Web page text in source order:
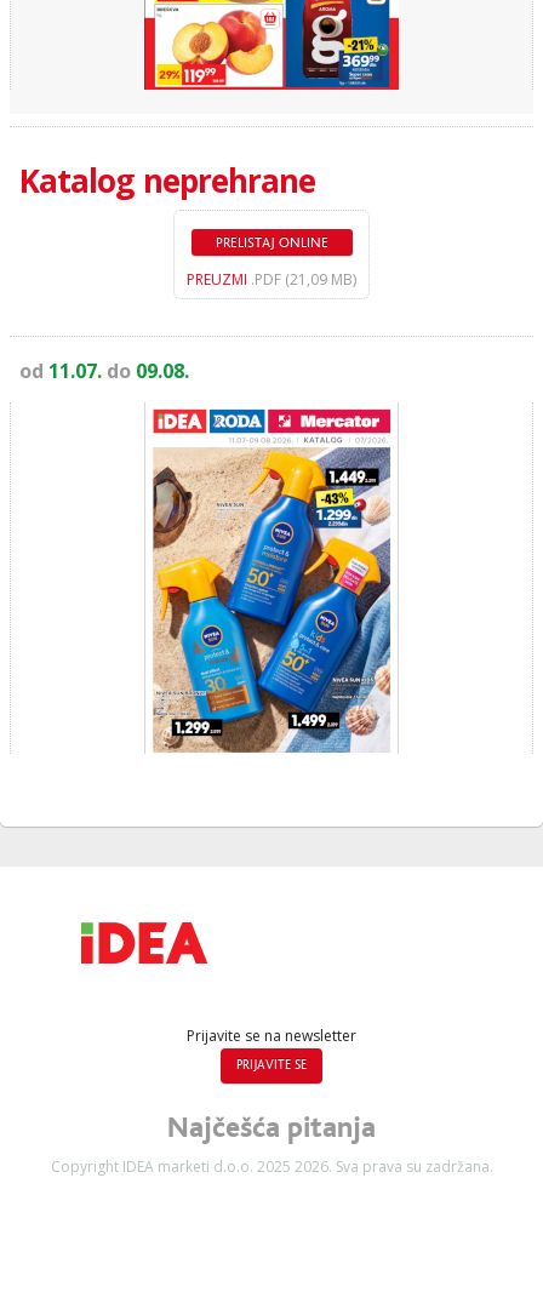
Katalog neprehrane
PRELISTAJ ONLINE
PREUZMI .PDF (21,09 MB)
od 11.07. do 09.08.
Prijavite se na newsletter
PRIJAVITE SE
Najčešća pitanja
Copyright IDEA marketi d.o.o. 2025 2026. Sva prava su zadržana.